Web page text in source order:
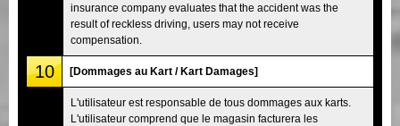
insurance company evaluates that the accident was the
result of reckless driving, users may not receive
compensation.
10 [Dommages au Kart / Kart Damages]
L'utilisateur est responsable de tous dommages aux karts.
L'utilisateur comprend que le magasin facturera les